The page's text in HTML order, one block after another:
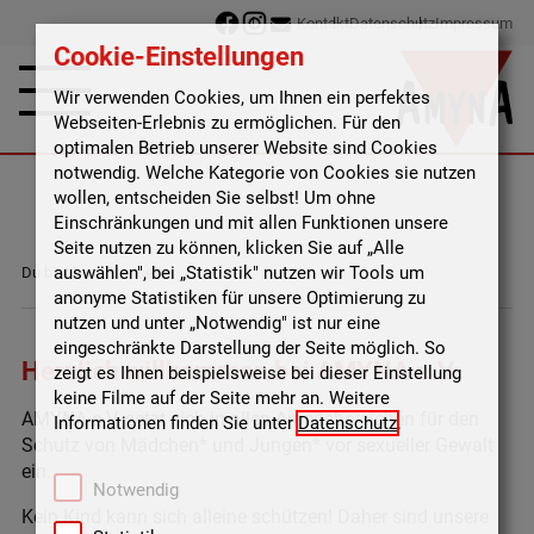
KontaktDatenschutzImpressum
Du bist hier: Startseite
Herzlich willkommen bei AMYNA e.V.
AMYNA e.V. setzt sich in allen Arbeitsbereichen für den
Schutz von Mädchen* und Jungen* vor sexueller Gewalt
ein.
Kein Kind kann sich alleine schützen! Daher sind unsere
Cookie-Einstellungen
Wir verwenden Cookies, um Ihnen ein perfektes
Webseiten-Erlebnis zu ermöglichen. Für den
optimalen Betrieb unserer Website sind Cookies
notwendig. Welche Kategorie von Cookies sie nutzen
wollen, entscheiden Sie selbst! Um ohne
Einschränkungen und mit allen Funktionen unsere
Seite nutzen zu können, klicken Sie auf „Alle
auswählen", bei „Statistik" nutzen wir Tools um
anonyme Statistiken für unsere Optimierung zu
nutzen und unter „Notwendig" ist nur eine
eingeschränkte Darstellung der Seite möglich. So
zeigt es Ihnen beispielsweise bei dieser Einstellung
keine Filme auf der Seite mehr an. Weitere
Informationen finden Sie unter Datenschutz.
Notwendig